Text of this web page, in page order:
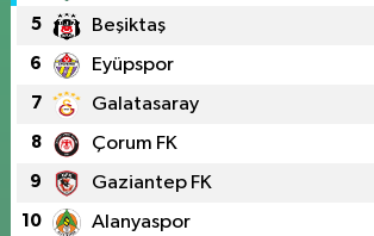
5 Beşiktaş
6 Eyüpspor
7 Galatasaray
8 Çorum FK
9 Gaziantep FK
10 Alanyaspor